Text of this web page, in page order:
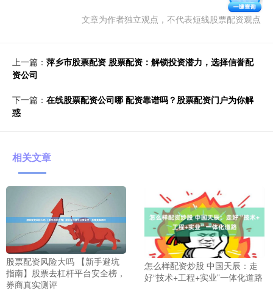
文章为作者独立观点，不代表短线股票配资观点
上一篇： 萍乡市股票配资 股票配资：解锁投资潜力，选择信誉配
资公司
下一篇： 在线股票配资公司哪 配资靠谱吗？股票配资门户为你解
惑
相关文章
股票配资风险大吗 【新手避坑
指南】股票去杠杆平台安全榜，
券商真实测评
怎么样配资炒股 中国天辰：走
好“技术+工程+实业”一体化道路